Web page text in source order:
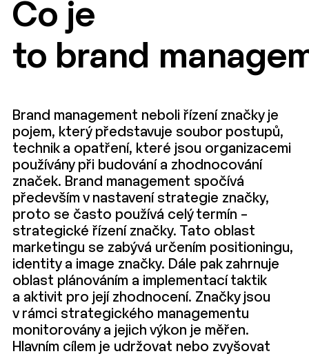
Co je
to brand
Brand management neboli řízení značky je
pojem, který představuje soubor postupů,
technik a opatření, které jsou organizacemi
používány při budování a zhodnocování
značek. Brand management spočívá
především v nastavení strategie značky,
proto se často používá celý termín –
strategické řízení značky. Tato oblast
marketingu se zabývá určením positioningu,
identity a image značky. Dále pak zahrnuje
oblast plánováním a implementací taktik
a aktivit pro její zhodnocení. Značky jsou
v rámci strategického managementu
monitorovány a jejich výkon je měřen.
Hlavním cílem je udržovat nebo zvyšovat